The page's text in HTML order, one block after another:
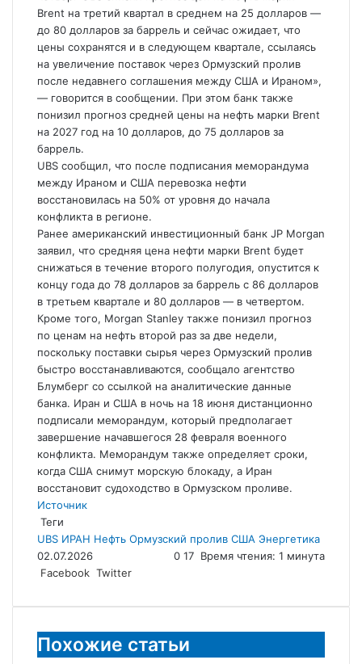
Brent на третий квартал в среднем на 25 долларов —
до 80 долларов за баррель и сейчас ожидает, что
цены сохранятся и в следующем квартале, ссылаясь
на увеличение поставок через Ормузский пролив
после недавнего соглашения между США и Ираном»,
— говорится в сообщении. При этом банк также
понизил прогноз средней цены на нефть марки Brent
на 2027 год на 10 долларов, до 75 долларов за
баррель.
UBS сообщил, что после подписания меморандума
между Ираном и США перевозка нефти
восстановилась на 50% от уровня до начала
конфликта в регионе.
Ранее американский инвестиционный банк JP Morgan
заявил, что средняя цена нефти марки Brent будет
снижаться в течение второго полугодия, опустится к
концу года до 78 долларов за баррель с 86 долларов
в третьем квартале и 80 долларов — в четвертом.
Кроме того, Morgan Stanley также понизил прогноз
по ценам на нефть второй раз за две недели,
поскольку поставки сырья через Ормузский пролив
быстро восстанавливаются, сообщало агентство
Блумберг со ссылкой на аналитические данные
банка. Иран и США в ночь на 18 июня дистанционно
подписали меморандум, который предполагает
завершение начавшегося 28 февраля военного
конфликта. Меморандум также определяет сроки,
когда США снимут морскую блокаду, а Иран
восстановит судоходство в Ормузском проливе.
Источник
Теги
UBS ИРАН Нефть Ормузский пролив США Энергетика
02.07.2026
0 17 Время чтения: 1 минута
Facebook Twitter
электронную
Похожие статьи